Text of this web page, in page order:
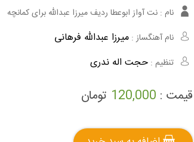
گلوکن اشپیل ویبرافون
کنترباس
نی هفت بند
ویولا
نام : نت آواز ابوعطا ردیف میرزا عبدالله برای کمانچه
نام آهنگساز : میرزا عبدالله فرهانی
تنظیم : حجت اله ندری
قیمت : 120,000 تومان